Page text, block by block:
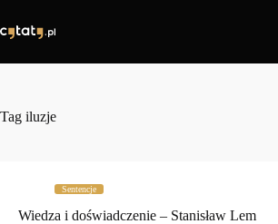
treści
Tag iluzje
Sentencje
Wiedza i doświadczenie – Stanisław Lem